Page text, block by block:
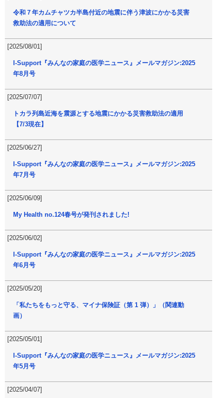
令和７年カムチャツカ半島付近の地震に伴う津波にかかる災害
救助法の適用について
[2025/08/01]
I-Support『みんなの家庭の医学ニュース』メールマガジン:2025
年8月号
[2025/07/07]
トカラ列島近海を震源とする地震にかかる災害救助法の適用
【7/3現在】
[2025/06/27]
I-Support『みんなの家庭の医学ニュース』メールマガジン:2025
年7月号
[2025/06/09]
My Health no.124春号が発刊されました!
[2025/06/02]
I-Support『みんなの家庭の医学ニュース』メールマガジン:2025
年6月号
[2025/05/20]
「私たちをもっと守る、マイナ保険証（第 1 弾）」（関連動
画）
[2025/05/01]
I-Support『みんなの家庭の医学ニュース』メールマガジン:2025
年5月号
[2025/04/07]